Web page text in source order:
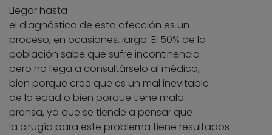
Llegar hasta
el diagnóstico de esta afección es un
proceso, en ocasiones, largo. El 50% de la
población sabe que sufre incontinencia
pero no llega a consultárselo al médico,
bien porque cree que es un mal inevitable
de la edad o bien porque tiene mala
prensa, ya que se tiende a pensar que
la cirugía para este problema tiene resultados